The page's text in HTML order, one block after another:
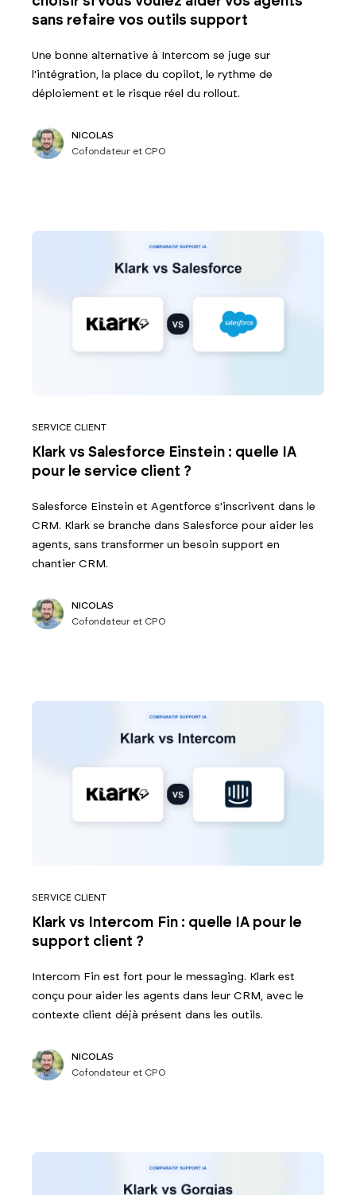
sans refaire vos outils support
Une bonne alternative à Intercom se juge sur
l'intégration, la place du copilot, le rythme de
déploiement et le risque réel du rollout.
NICOLAS
Cofondateur et CPO
SERVICE CLIENT
Klark vs Salesforce Einstein : quelle IA
pour le service client ?
Salesforce Einstein et Agentforce s'inscrivent dans le
CRM. Klark se branche dans Salesforce pour aider les
agents, sans transformer un besoin support en
chantier CRM.
NICOLAS
Cofondateur et CPO
SERVICE CLIENT
Klark vs Intercom Fin : quelle IA pour le
support client ?
Intercom Fin est fort pour le messaging. Klark est
conçu pour aider les agents dans leur CRM, avec le
contexte client déjà présent dans les outils.
NICOLAS
Cofondateur et CPO